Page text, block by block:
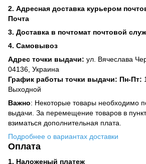
2. Адресная доставка курьером
Почта
3. Доставка в почтомат почтовой
4. Самовывоз
Адрес точки выдачи: ул. Вячеслава
04136, Украина
График работы точки выдачи: Пн-Пт:
Выходной
Важно: Некоторые товары необходимо
выдачи. За перемещение товаров в
взиматься дополнительная плата.
Подробнее о вариантах доставки
Оплата
1. Наложеный платеж